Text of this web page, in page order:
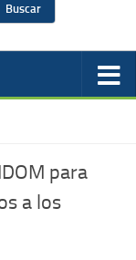
Buscar
para
a los